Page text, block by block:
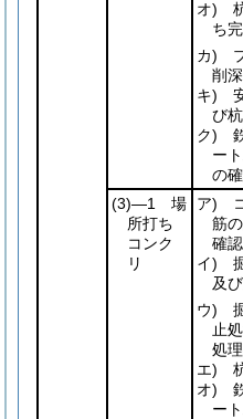
オ)
ち
カ)
削
キ)
び
ク)
ー
の
(3)―1 場
所打ち
コンク
リ
ア)
筋
確認
イ)
及
ウ)
止
処
エ)
オ)
ー